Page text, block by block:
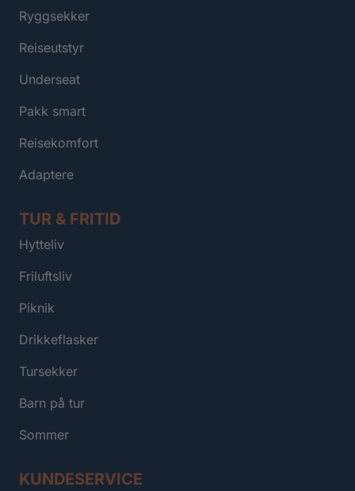
Ryggsekker
Reiseutstyr
Underseat
Pakk smart
Reisekomfort
Adaptere
TUR & FRITID
Hytteliv
Friluftsliv
Piknik
Drikkeflasker
Tursekker
Barn på tur
Sommer
KUNDESERVICE